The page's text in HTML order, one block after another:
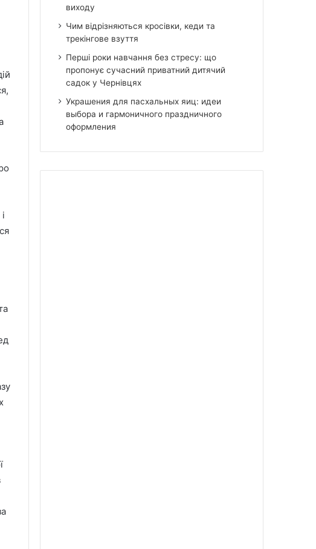
виходу
Чим відрізняються кросівки, кеди та
трекінгове взуття
Перші роки навчання без стресу: що
пропонує сучасний приватний дитячий
садок у Чернівцях
Украшения для пасхальных яиц: идеи
выбора и гармоничного праздничного
оформления